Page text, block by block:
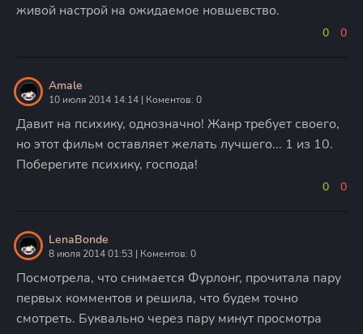
живой настрой на ожидаемое новшевство.
0 0
Amale
10 июля 2014 14:14 | Коментов: 0
Давит на психику, однозначно! Жанр требует своего,
но этот фильм оставляет желать лучшего... 1 из 10.
Поберегите психику, господа!
0 0
LenaBonde
8 июля 2014 01:53 | Коментов: 0
Посмотрела, что снимается Фурлонг, прочитала пару
первых комментов и решила, что будем точно
смотреть. Буквально через пару минут просмотра